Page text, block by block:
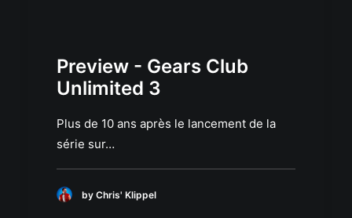
Preview - Gears Club
Unlimited 3
Plus de 10 ans après le lancement de la
série sur…
by Chris' Klippel